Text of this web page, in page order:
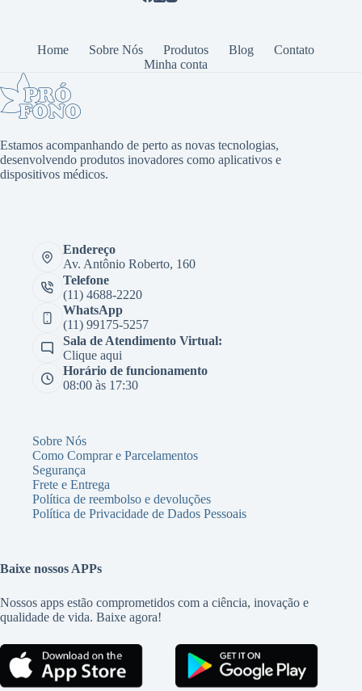
Home Sobre Nós Produtos Blog
Contato
Minha conta
Estamos acompanhando de perto as novas tecnologias,
desenvolvendo produtos inovadores como aplicativos e
dispositivos médicos.
Endereço
Av. Antônio Roberto, 160
Telefone
(11) 4688-2220
WhatsApp
(11) 99175-5257
Sala de Atendimento Virtual:
Clique aqui
Horário de funcionamento
08:00 às 17:30
Sobre Nós
Como Comprar e Parcelamentos
Segurança
Frete e Entrega
Política de reembolso e devoluções
Política de Privacidade de Dados Pessoais
Baixe nossos APPs
Nossos apps estão comprometidos com a ciência, inovação e
qualidade de vida. Baixe agora!